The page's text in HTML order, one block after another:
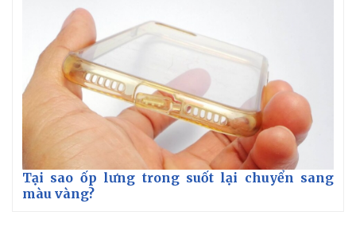
Tại sao ốp lưng trong suốt lại chuyển sang
màu vàng?